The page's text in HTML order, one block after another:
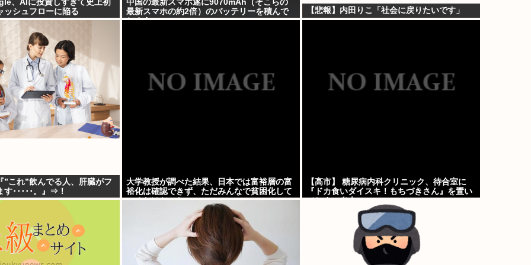
、AIに投資しすぎて史上初
ッシュフローに陥る
中国の最新スマホ遂に9070mAh（そこらの
最新スマホの約2倍）のバッテリーを積んで
しまうwww
【悲報】内田りこ「社会に戻りたいです」
”これ”飲んでる人、肝臓がフ
す･････。』⇒！
大学教授が調べた結果、日本では富裕層の富
裕化は確認できず、ただみんなで貧困化して
いるだけだった
【高市】 糖尿病内科クリニック、待合室に
『ドカ食いダイスキ！もちづきさん』を置い